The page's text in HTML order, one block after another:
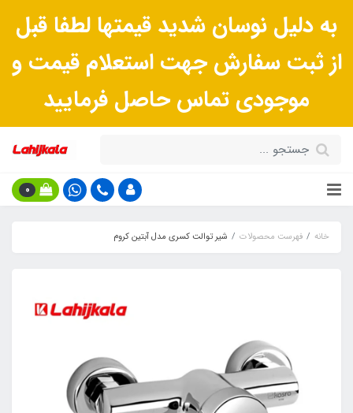
به دلیل نوسان شدید قیمتها لطفا قبل
از ثبت سفارش جهت استعلام قیمت و
موجودی تماس حاصل فرمایید
0
خانه فهرست محصولات شیر توالت کسری مدل آبتین کروم